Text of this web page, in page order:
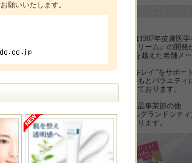
願いいたします。
し！
株式会社 黒龍堂は1907年皮膚医
ツとした『黒龍クリーム』の開発
まり、創業100年を越えた老舗メ
す。
すべての女性の“キレイ”をサポー
い！という信念のもとバラエティ
だ商品展開を志しております。
また、弊社は化粧品事業部の他
ホテル事業(ホテルグランドシテ
ル事業も行っております。